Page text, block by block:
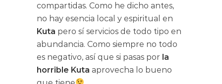
compartidas. Como he dicho antes,
no hay esencia local y espiritual en
Kuta pero sí servicios de todo tipo en
abundancia. Como siempre no todo
es negativo, así que si pasas por la
horrible Kuta aprovecha lo bueno